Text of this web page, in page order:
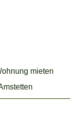
mieten